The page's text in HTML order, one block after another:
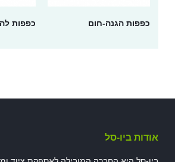
כפפות הגנה-חום כפפות
אודות ביו-סל